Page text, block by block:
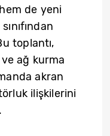
hem de yeni
toplantı,
ağ kurma
akran
ilişkilerini